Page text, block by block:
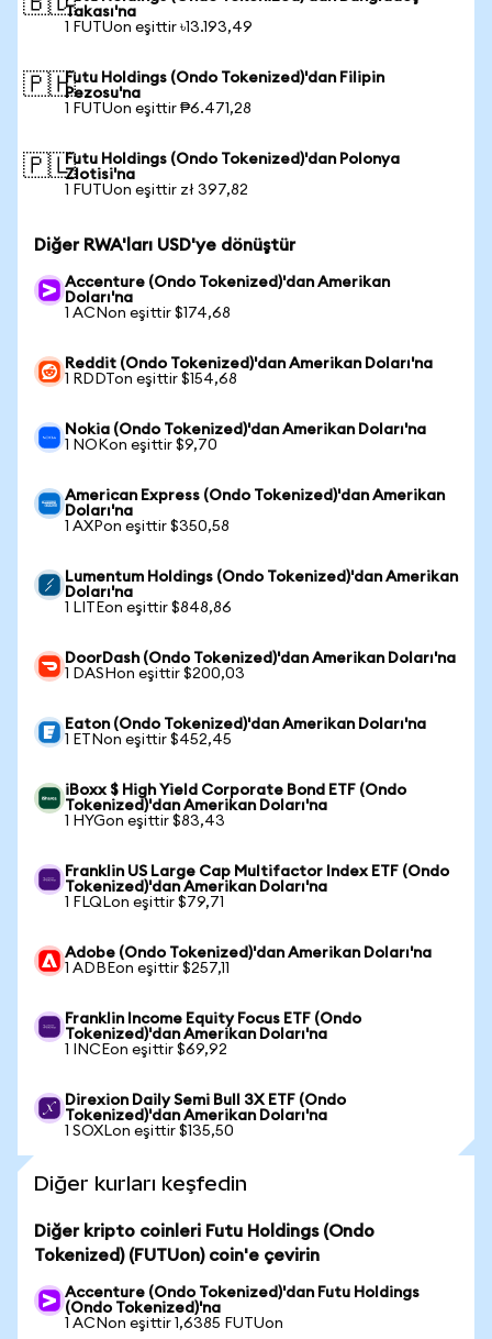
Takası'na
1 FUTUon eşittir ৳13.193,49
🇵🇭Futu Holdings (Ondo Tokenized)'dan Filipin
Pezosu'na
1 FUTUon eşittir ₱6.471,28
🇵🇱Futu Holdings (Ondo Tokenized)'dan Polonya
Zlotisi'na
1 FUTUon eşittir zł 397,82
Diğer RWA'ları USD'ye dönüştür
Accenture (Ondo Tokenized)'dan Amerikan
Doları'na
1 ACNon eşittir $174,68
Reddit (Ondo Tokenized)'dan Amerikan Doları'na
1 RDDTon eşittir $154,68
Nokia (Ondo Tokenized)'dan Amerikan Doları'na
1 NOKon eşittir $9,70
American Express (Ondo Tokenized)'dan Amerikan
Doları'na
1 AXPon eşittir $350,58
Lumentum Holdings (Ondo Tokenized)'dan Amerikan
Doları'na
1 LITEon eşittir $848,86
DoorDash (Ondo Tokenized)'dan Amerikan Doları'na
1 DASHon eşittir $200,03
Eaton (Ondo Tokenized)'dan Amerikan Doları'na
1 ETNon eşittir $452,45
iBoxx $ High Yield Corporate Bond ETF (Ondo
Tokenized)'dan Amerikan Doları'na
1 HYGon eşittir $83,43
Franklin US Large Cap Multifactor Index ETF (Ondo
Tokenized)'dan Amerikan Doları'na
1 FLQLon eşittir $79,71
Adobe (Ondo Tokenized)'dan Amerikan Doları'na
1 ADBEon eşittir $257,11
Franklin Income Equity Focus ETF (Ondo
Tokenized)'dan Amerikan Doları'na
1 INCEon eşittir $69,92
Direxion Daily Semi Bull 3X ETF (Ondo
Tokenized)'dan Amerikan Doları'na
1 SOXLon eşittir $135,50
Diğer kurları keşfedin
Diğer kripto coinleri Futu Holdings (Ondo
Tokenized) (FUTUon) coin'e çevirin
Accenture (Ondo Tokenized)'dan Futu Holdings
(Ondo Tokenized)'na
1 ACNon eşittir 1,6385 FUTUon